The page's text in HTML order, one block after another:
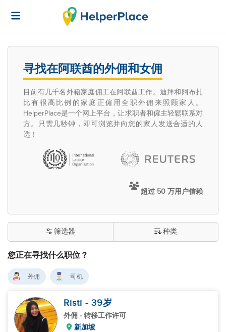
寻找在阿联酋的外佣和女佣
目前有几千名外籍家庭佣工在阿联酋工作。迪拜和阿布扎
比有很高比例的家庭正僱用全职外佣来照顾家人。
HelperPlace是一个网上平台，让求职者和僱主轻鬆联系对
方。只需几秒钟，即可浏览并向您的家人发送合适的人
选！
超过 50 万用户信赖
您正在寻找什么职位？
筛选器 种类
外佣 司机
Risti - 39岁
外佣 - 转移工作许可
新加坡